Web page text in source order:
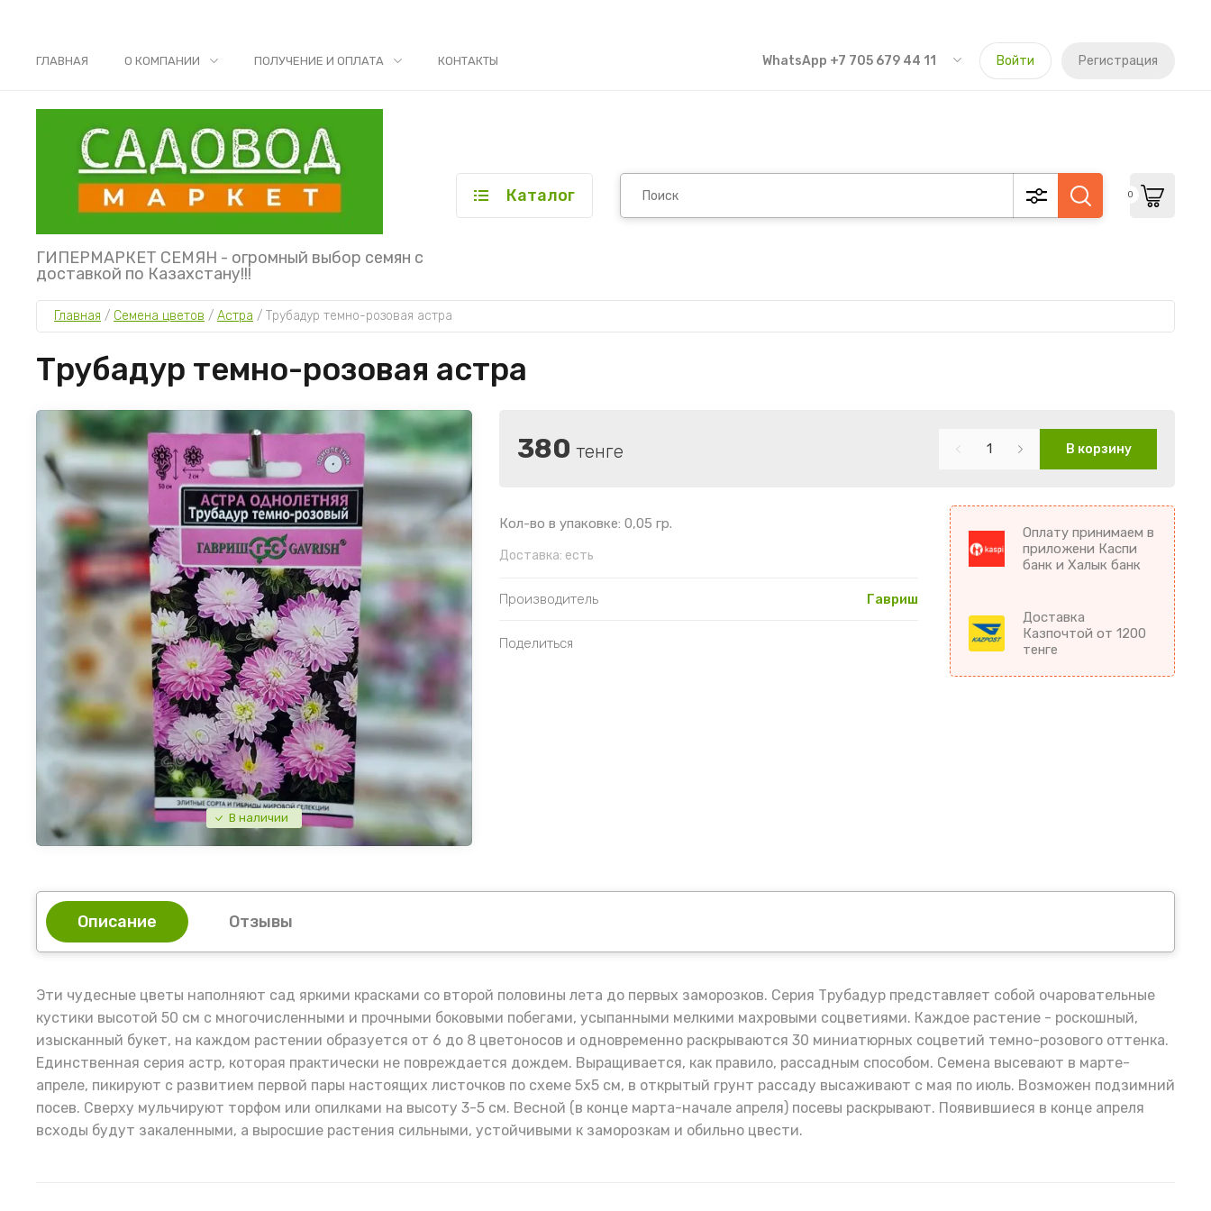
ГЛАВНАЯ О КОМПАНИИ ПОЛУЧЕНИЕ И ОПЛАТА КОНТАКТЫ WhatsApp +7 705 679 44 11 Войти Регистрация
ГИПЕРМАРКЕТ СЕМЯН - огромный выбор семян с
доставкой по Казахстану!!!
Каталог 0
Главная / Семена цветов / Астра / Трубадур темно-розовая астра
Трубадур темно-розовая астра
В наличии
380 тенге В корзину
Кол-во в упаковке: 0,05 гр.
Доставка: есть
Производитель Гавриш
Поделиться
Оплату принимаем в
приложени Каспи
банк и Халык банк
Доставка
Казпочтой от 1200
тенге
Описание Отзывы
Эти чудесные цветы наполняют сад яркими красками со второй половины лета до первых заморозков. Серия Трубадур представляет собой очаровательные
кустики высотой 50 см с многочисленными и прочными боковыми побегами, усыпанными мелкими махровыми соцветиями. Каждое растение - роскошный,
изысканный букет, на каждом растении образуется от 6 до 8 цветоносов и одновременно раскрываются 30 миниатюрных соцветий темно-розового оттенка.
Единственная серия астр, которая практически не повреждается дождем. Выращивается, как правило, рассадным способом. Семена высевают в марте-
апреле, пикируют с развитием первой пары настоящих листочков по схеме 5х5 см, в открытый грунт рассаду высаживают с мая по июль. Возможен подзимний
посев. Сверху мульчируют торфом или опилками на высоту 3-5 см. Весной (в конце марта-начале апреля) посевы раскрывают. Появившиеся в конце апреля
всходы будут закаленными, а выросшие растения сильными, устойчивыми к заморозкам и обильно цвести.